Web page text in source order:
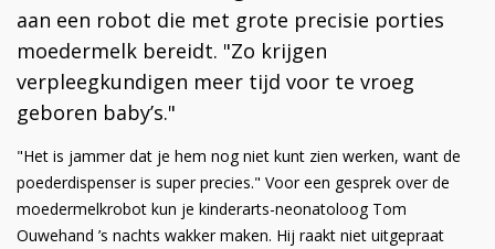
aan een robot die met grote precisie porties
moedermelk bereidt. "Zo krijgen
verpleegkundigen meer tijd voor te vroeg
geboren baby’s."
"Het is jammer dat je hem nog niet kunt zien werken, want de
poederdispenser is super precies." Voor een gesprek over de
moedermelkrobot kun je kinderarts-neonatoloog Tom
Ouwehand ’s nachts wakker maken. Hij raakt niet uitgepraat